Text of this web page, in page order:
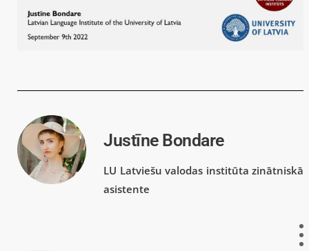
Justīne Bondare
LU Latviešu valodas institūta zinātniskā
asistente